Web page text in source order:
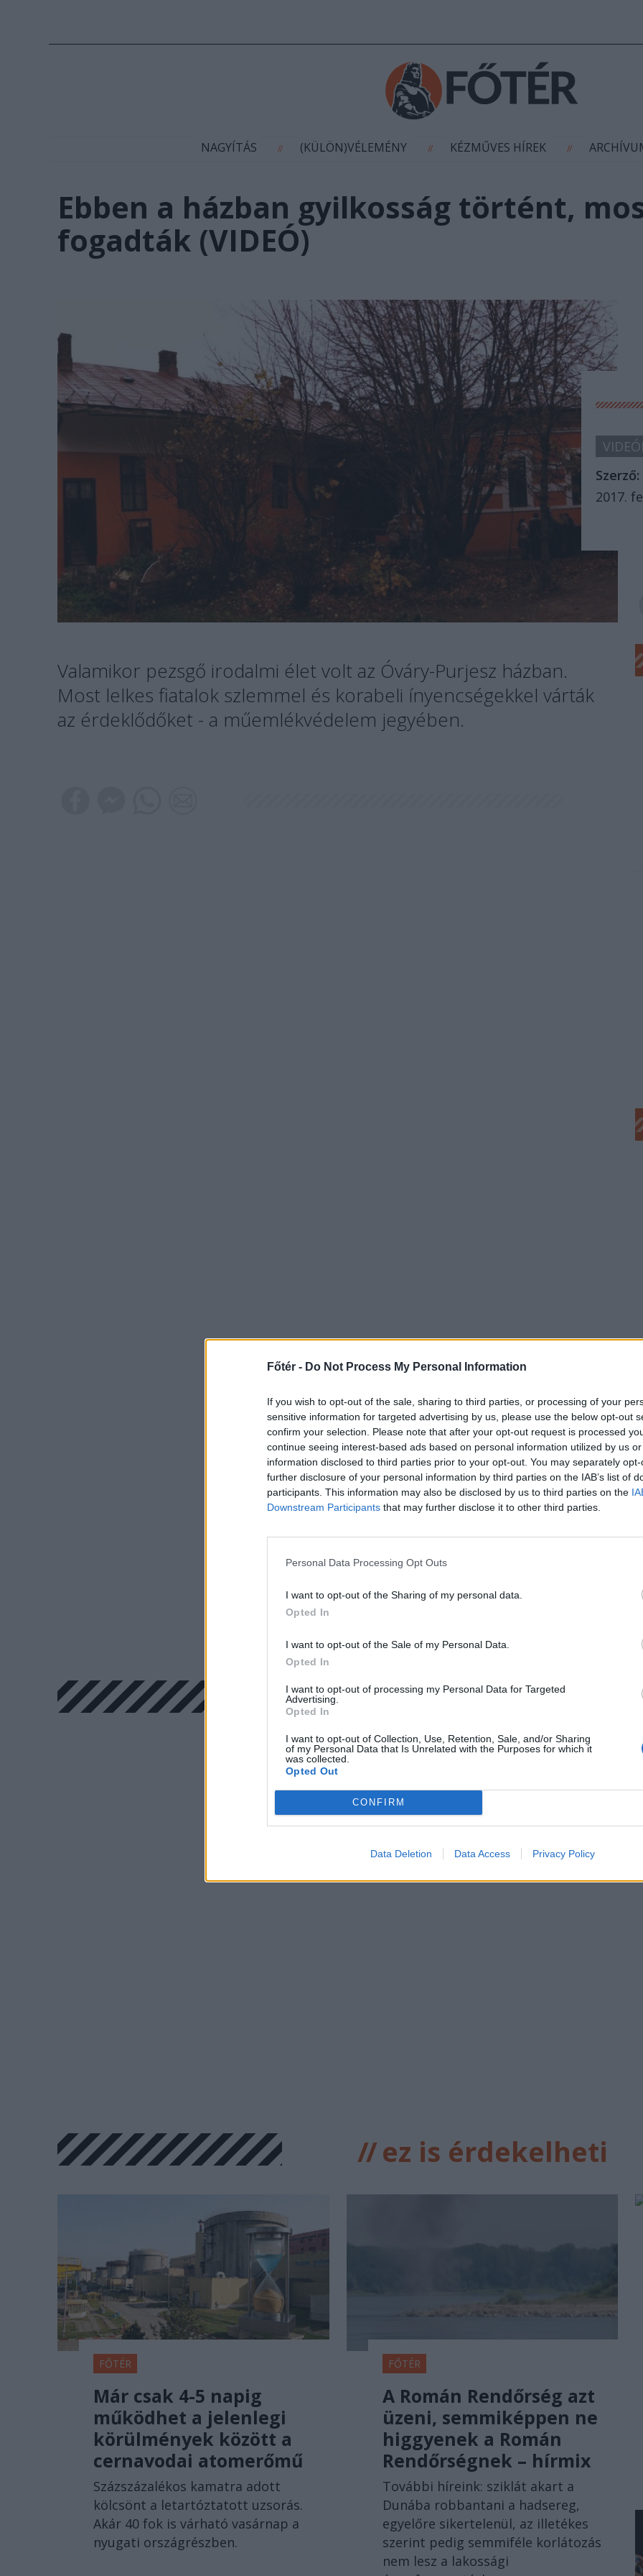
Főtér - Do Not Process My Personal Information
If you wish to opt-out of the sale, sharing to third parties, or processing of your
sensitive information for targeted advertising by us, please use the below opt-out
confirm your selection. Please note that after your opt-out request is processed
continue seeing interest-based ads based on personal information utilized by us
information disclosed to third parties prior to your opt-out. You may separately
further disclosure of your personal information by third parties on the IAB’s list of
participants. This information may also be disclosed by us to third parties on the
Downstream Participants that may further disclose it to other third parties.
Personal Data Processing Opt Outs
I want to opt-out of the Sharing of my personal data.
Opted In
I want to opt-out of the Sale of my Personal Data.
Opted In
I want to opt-out of processing my Personal Data for Targeted
Advertising.
Opted In
I want to opt-out of Collection, Use, Retention, Sale, and/or Sharing
of my Personal Data that Is Unrelated with the Purposes for which it
was collected.
Opted Out
CONFIRM
Data Deletion Data Access Privacy Policy
NAGYÍTÁS // (KÜLÖN)VÉLEMÉNY // KÉZMŰVES HÍREK //
Ebben a házban gyilkosság történt,
fogadták (VIDEÓ)
Szerző:
2017.
Valamikor pezsgő irodalmi élet volt az Óváry-Purjesz házban.
Most lelkes fiatalok szlemmel és korabeli ínyencségekkel várták
az érdeklődőket - a műemlékvédelem jegyében.
//ez is érdekelheti
FŐTÉR
Már csak 4-5 napig
működhet a jelenlegi
körülmények között a
cernavodai atomerőmű
Százszázalékos kamatra adott
kölcsönt a letartóztatott uzsorás.
Akár 40 fok is várható vasárnap a
nyugati országrészben.
FŐTÉR
A Román Rendőrség azt
üzeni, semmiképpen ne
higgyenek a Román
Rendőrségnek – hírmix
További híreink: sziklát akart a
Dunába robbantani a hadsereg,
egyelőre sikertelenül, az illetékes
szerint pedig semmiféle korlátozás
nem lesz a lakossági